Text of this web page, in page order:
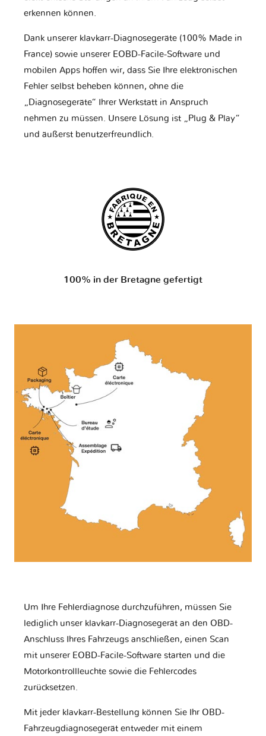
erkennen können.
Dank unserer klavkarr-Diagnosegeräte (100% Made in
France) sowie unserer EOBD-Facile-Software und
mobilen Apps hoffen wir, dass Sie Ihre elektronischen
Fehler selbst beheben können, ohne die
„Diagnosegeräte“ Ihrer Werkstatt in Anspruch
nehmen zu müssen. Unsere Lösung ist „Plug & Play“
und äußerst benutzerfreundlich.
100% in der Bretagne gefertigt
Um Ihre Fehlerdiagnose durchzuführen, müssen Sie
lediglich unser klavkarr-Diagnosegerät an den OBD-
Anschluss Ihres Fahrzeugs anschließen, einen Scan
mit unserer EOBD-Facile-Software starten und die
Motorkontrollleuchte sowie die Fehlercodes
zurücksetzen.
Mit jeder klavkarr-Bestellung können Sie Ihr OBD-
Fahrzeugdiagnosegerät entweder mit einem